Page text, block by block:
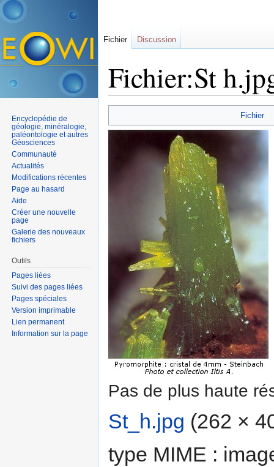
Fichier:St
Fichier
Pas de plus haute
St_h.jpg (262 ×
type MIME :
Fichier Discussion
Encyclopédie de
géologie, minéralogie,
paléontologie et autres
Géosciences
Communauté
Actualités
Modifications récentes
Page au hasard
Aide
Créer une nouvelle
page
Galerie des nouveaux
fichiers
Outils
Pages liées
Suivi des pages liées
Pages spéciales
Version imprimable
Lien permanent
Information sur la page